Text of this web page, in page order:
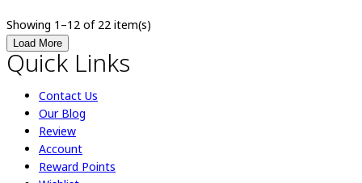
Showing 1–12 of 22 item(s)
Load More
Quick Links
Contact Us
Our Blog
Review
Account
Reward Points